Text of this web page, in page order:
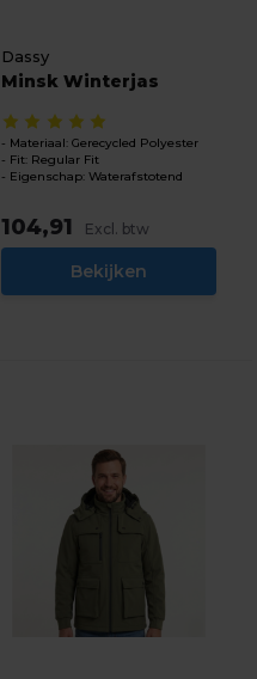
Dassy
Minsk Winterjas
Materiaal: Gerecycled Polyester
Fit: Regular Fit
Eigenschap: Waterafstotend
104,91 Excl. btw
Bekijken